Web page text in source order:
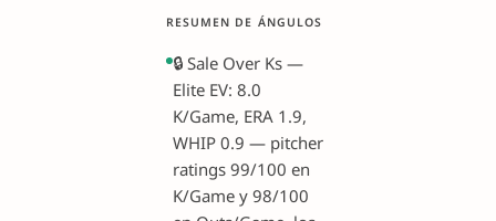
RESUMEN DE ÁNGULOS
🔒 Sale Over Ks —
Elite EV: 8.0
K/Game, ERA 1.9,
WHIP 0.9 — pitcher
ratings 99/100 en
K/Game y 98/100